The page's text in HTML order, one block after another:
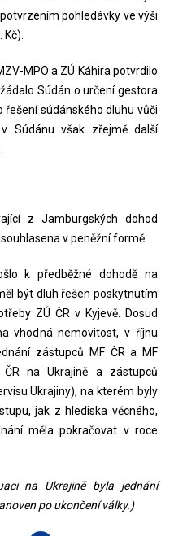
pohledávky ve výši
MPO a ZÚ Káhira potvrdilo
Súdán o určení gestora
súdánského dluhu vůči
Súdánu však zřejmě další
z Jamburgských dohod
v peněžní formě.
k předběžné dohodě na
být dluh řešen poskytnutím
ZÚ ČR v Kyjevě. Dosud
vhodná nemovitost, v říjnu
zástupců MF ČR a MF
na Ukrajině a zástupců
Ukrajiny), na kterém byly
jak z hlediska věcného,
měla pokračovat v roce
na Ukrajině byla jednání
po ukončení války.)